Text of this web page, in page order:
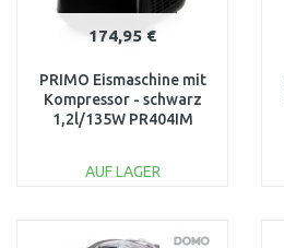
174,95 €
PRIMO Eismaschine mit
Kompressor - schwarz
1,2l/135W PR404IM
AUF LAGER